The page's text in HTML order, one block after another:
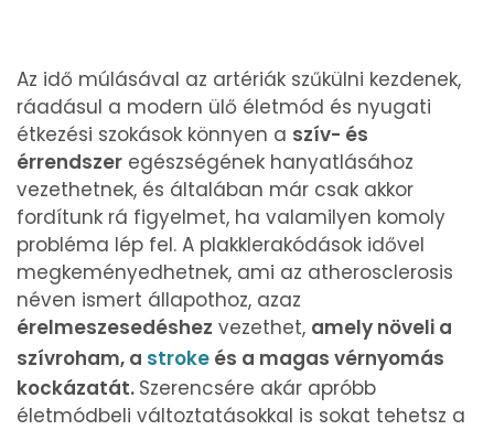
Az idő múlásával az artériák szűkülni kezdenek,
ráadásul a modern ülő életmód és nyugati
étkezési szokások könnyen a szív- és
érrendszer egészségének hanyatlásához
vezethetnek, és általában már csak akkor
fordítunk rá figyelmet, ha valamilyen komoly
probléma lép fel. A plakklerakódások idővel
megkeményedhetnek, ami az atherosclerosis
néven ismert állapothoz, azaz
érelmeszesedéshez vezethet, amely növeli a
szívroham, a stroke és a magas vérnyomás
kockázatát. Szerencsére akár apróbb
életmódbeli változtatásokkal is sokat tehetsz a